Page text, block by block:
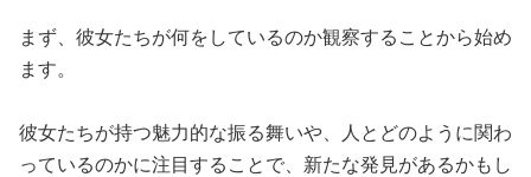
まず、彼女たちが何をしているのか観察することから始め
ます。
彼女たちが持つ魅力的な振る舞いや、人とどのように関わ
っているのかに注目することで、新たな発見があるかもし